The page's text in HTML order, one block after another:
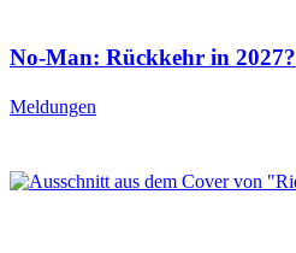
No-Man: Rückkehr in 2027?
Meldungen